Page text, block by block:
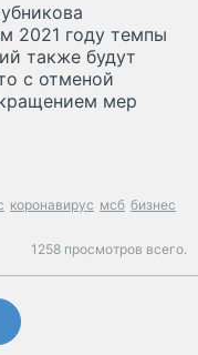
2021 году темпы
также будут
с отменой
мер
коронавирус мсб бизнес
1258 просмотров всего.